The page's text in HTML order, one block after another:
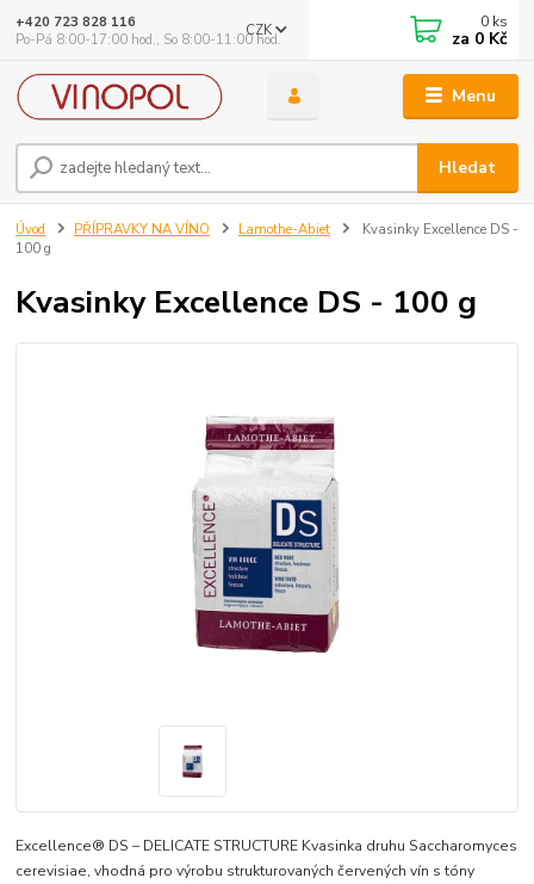
Menu
CZK
Hledat
+420 723 828 116
Po-Pá 8:00-17:00 hod., So 8:00-11:00 hod.
0 ks
za 0 Kč
Úvod PŘÍPRAVKY NA VÍNO Lamothe-Abiet
Kvasinky Excellence DS -
100 g
Kvasinky Excellence DS - 100 g
Excellence® DS – DELICATE STRUCTURE Kvasinka druhu Saccharomyces
cerevisiae, vhodná pro výrobu strukturovaných červených vín s tóny